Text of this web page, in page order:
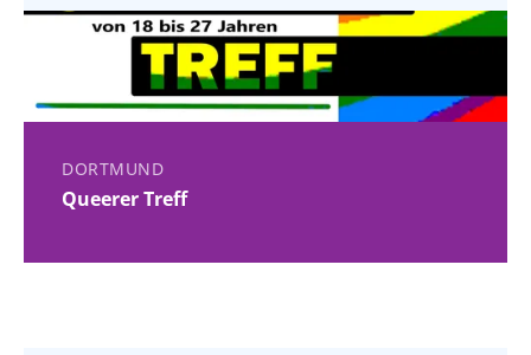
DORTMUND
Queerer Treff